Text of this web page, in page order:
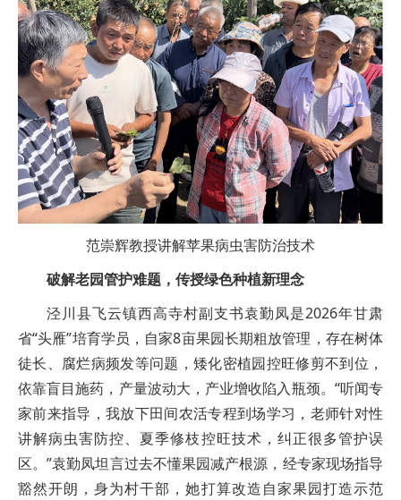
范崇辉教授讲解苹果病虫害防治技术
破解老园管护难题，传授绿色种植新理念
泾川县飞云镇西高寺村副支书袁勤凤是2026年甘肃
省“头雁”培育学员，自家8亩果园长期粗放管理，存在树体
徒长、腐烂病频发等问题，矮化密植园控旺修剪不到位，
依靠盲目施药，产量波动大，产业增收陷入瓶颈。“听闻专
家前来指导，我放下田间农活专程到场学习，老师针对性
讲解病虫害防控、夏季修枝控旺技术，纠正很多管护误
区。”袁勤凤坦言过去不懂果园减产根源，经专家现场指导
豁然开朗，身为村干部，她打算改造自家果园打造示范